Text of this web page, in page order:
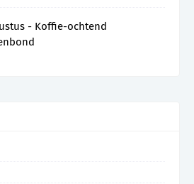
- Koffie-ochtend